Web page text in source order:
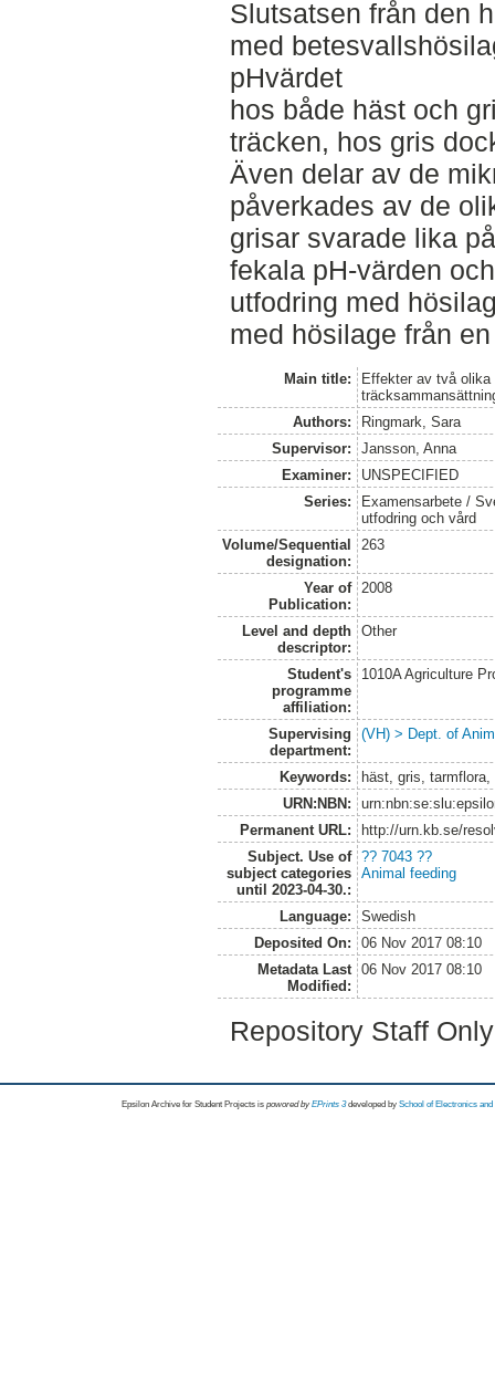
Slutsatsen från den
med
pHvärdet
hos både häst och
träcken, hos gris
Även delar av de
påverkades av de
grisar svarade lika
fekala pH-värden
utfodring med
med hösilage från
Main title:
Effekter av två olika
Authors:
Ringmark, Sara
Supervisor:
Jansson, Anna
Examiner:
UNSPECIFIED
Series:
Examensarbete /
utfodring och vård
Volume/Sequential
designation:
263
Year of
Publication:
2008
Level and depth
descriptor:
Other
Student's
programme
affiliation:
1010A Agriculture
Supervising
department:
(VH) > Dept. of
Keywords:
häst, gris,
URN:NBN:
Permanent URL:
http://urn.kb.se/
Subject. Use of
subject categories
until 2023-04-30.:
?? 7043 ??
Animal feeding
Language:
Swedish
Deposited On:
06 Nov 2017 08:10
Metadata Last
Modified:
06 Nov 2017 08:10
Repository Staff
Epsilon Archive for Student Projects is powored byEPrints 3 developed by School of Electronics